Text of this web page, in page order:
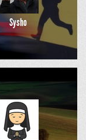
Sysho